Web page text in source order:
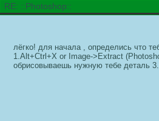
RE: ::Photoshop::
лёгко! для начала , определись что
1.Alt+Ctrl+X or Image->Extract
обрисовываешь нужную тебе деталь